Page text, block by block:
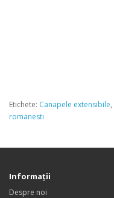
Etichete: Canapele extensibile,
romanesti
Informaţii
Despre noi